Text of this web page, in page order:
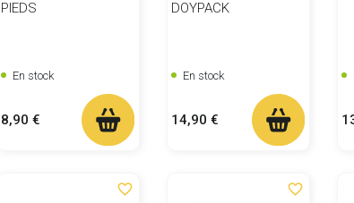
PIEDS
En stock
Prix
8,90 €
DOYPACK
En stock
Prix
14,90 €
favorite_border favorite_border